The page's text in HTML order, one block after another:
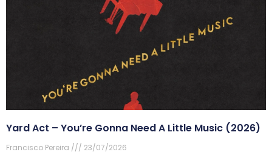
Yard Act – You’re Gonna Need A Little Music (2026)
Francisco Pereira 23/07/2026